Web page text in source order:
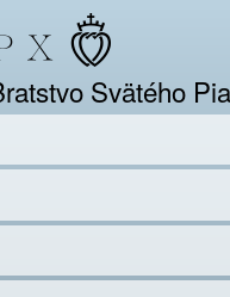
obsah
Svätého